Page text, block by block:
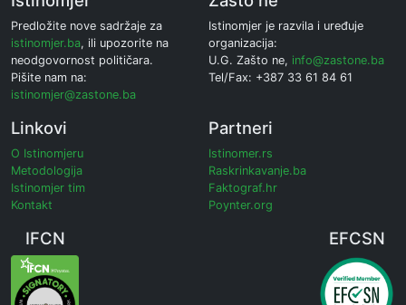
Predložite nove sadržaje za
istinomjer.ba, ili upozorite na
neodgovornost političara.
Pišite nam na:
istinomjer@zastone.ba
Istinomjer je razvila i uređuje
organizacija:
U.G. Zašto ne, info@zastone.ba
Tel/Fax: +387 33 61 84 61
Linkovi
O Istinomjeru
Metodologija
Istinomjer tim
Kontakt
Partneri
Istinomer.rs
Raskrinkavanje.ba
Faktograf.hr
Poynter.org
IFCN EFCSN